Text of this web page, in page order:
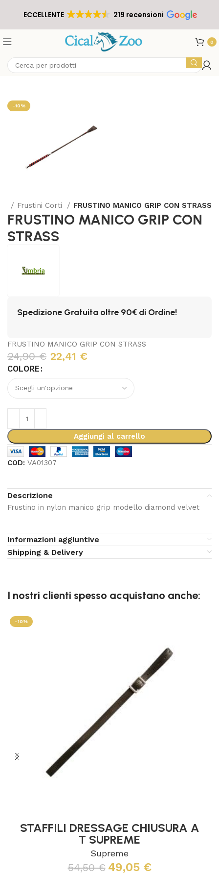
ECCELLENTE 219 recensioni
0
-10%
Frustini Corti FRUSTINO MANICO GRIP CON STRASS
FRUSTINO MANICO GRIP CON
STRASS
Spedizione Gratuita oltre 90€ di Ordine!
FRUSTINO MANICO GRIP CON STRASS
24,90€ 22,41 €
COLORE
Aggiungi al carrello
COD:VA01307
Descrizione
Frustino in nylon manico grip modello diamond velvet
Informazioni aggiuntive
Shipping & Delivery
I nostri clienti spesso acquistano anche:
-10%
STAFFILI DRESSAGE CHIUSURA A
T SUPREME
Supreme
54,50€ 49,05 €